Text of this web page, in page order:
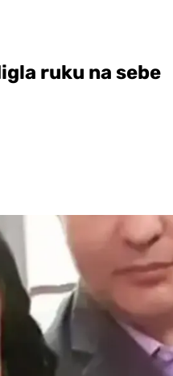
ruku na sebe